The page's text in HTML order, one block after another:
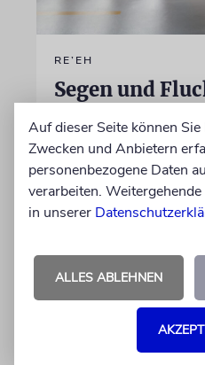
RE’EH
Segen und
Warum die Tora uns
dennoch zum Leben
von Jay Schlesinger
06.08.2026
Auf dieser Seite können
Zwecken und Anbietern
personenbezogene Daten
verarbeiten.
in unserer
ALLES ABLEHNEN